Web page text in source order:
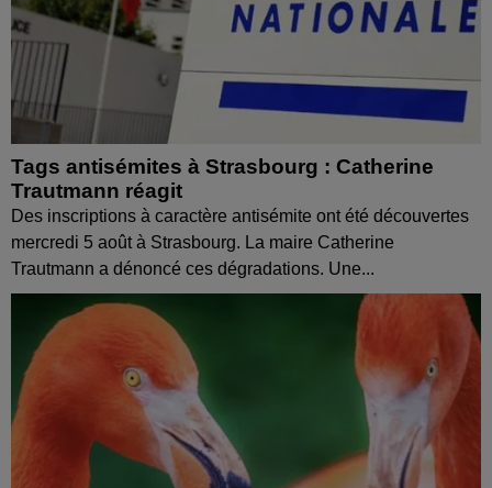
Tags antisémites à Strasbourg : Catherine
Trautmann réagit
Des inscriptions à caractère antisémite ont été découvertes
mercredi 5 août à Strasbourg. La maire Catherine
Trautmann a dénoncé ces dégradations. Une...